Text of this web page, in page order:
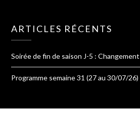
ARTICLES RÉCENTS
Soirée de fin de saison J-5 :
Programme semaine 31 (27 au 30/07/26)